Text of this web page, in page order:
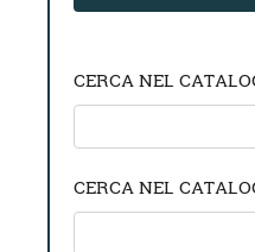
CERCA NEL
CERCA NEL